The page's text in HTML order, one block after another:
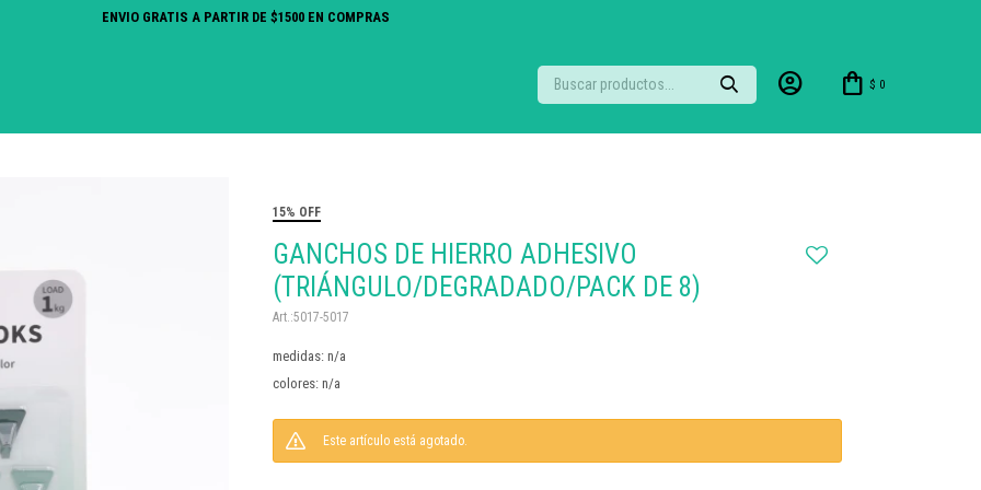
ENVIO GRATIS A PARTIR DE $1500 EN COMPRAS
$ 0
15% OFF
GANCHOS DE HIERRO ADHESIVO
(TRIÁNGULO/DEGRADADO/PACK DE 8)
5017-5017
medidas: n/a
colores: n/a
Este artículo está agotado.